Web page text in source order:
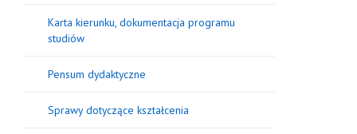
Karta kierunku, dokumentacja programu
studiów
Pensum dydaktyczne
Sprawy dotyczące kształcenia